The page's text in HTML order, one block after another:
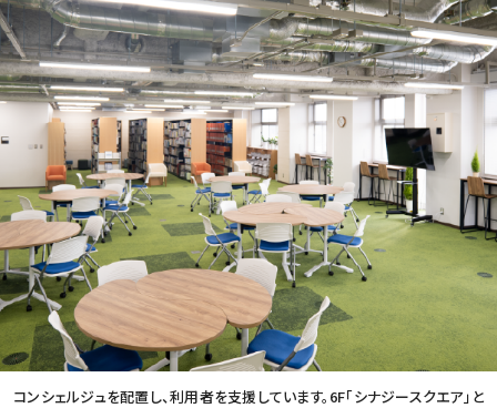
コンシェルジュを配置し、利用者を支援しています。6F「シナジースクエア」と